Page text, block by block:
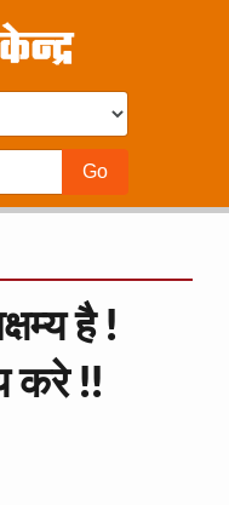
है !
करे !!